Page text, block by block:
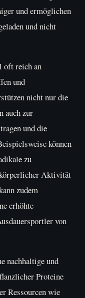
und ermöglichen
und nicht
oft reich an
und
nicht nur die
auch zur
und die
können
zu
Aktivität
zudem
erhöhte
von
nachhaltige und
Proteine
Ressourcen wie